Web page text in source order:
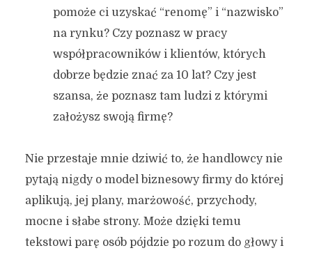
pomoże ci uzyskać “renomę” i “nazwisko”
na rynku? Czy poznasz w pracy
współpracowników i klientów, których
dobrze będzie znać za 10 lat? Czy jest
szansa, że poznasz tam ludzi z którymi
założysz swoją firmę?
Nie przestaje mnie dziwić to, że handlowcy nie
pytają nigdy o model biznesowy firmy do której
aplikują, jej plany, marżowość, przychody,
mocne i słabe strony. Może dzięki temu
tekstowi parę osób pójdzie po rozum do głowy i